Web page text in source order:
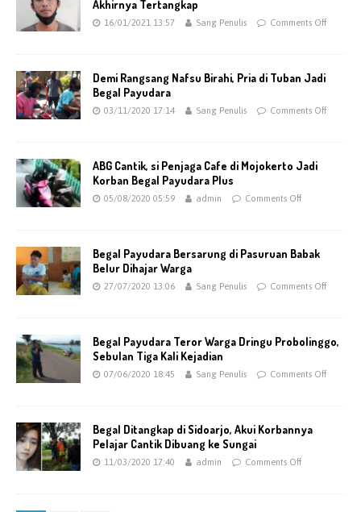
Akhirnya Tertangkap
16/01/2021 13:57 Sang Penulis Comments Off
Demi Rangsang Nafsu Birahi, Pria di Tuban Jadi
Begal Payudara
03/11/2020 17:14 Sang Penulis Comments Off
ABG Cantik, si Penjaga Cafe di Mojokerto Jadi
Korban Begal Payudara Plus
05/08/2020 05:59 admin Comments Off
Begal Payudara Bersarung di Pasuruan Babak
Belur Dihajar Warga
27/07/2020 13:06 Sang Penulis Comments Off
Begal Payudara Teror Warga Dringu Probolinggo,
Sebulan Tiga Kali Kejadian
07/06/2020 18:45 Sang Penulis Comments Off
Begal Ditangkap di Sidoarjo, Akui Korbannya
Pelajar Cantik Dibuang ke Sungai
11/03/2020 17:40 admin Comments Off